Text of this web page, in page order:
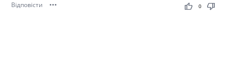
Відповісти ••• thumb_up thumb_down
0